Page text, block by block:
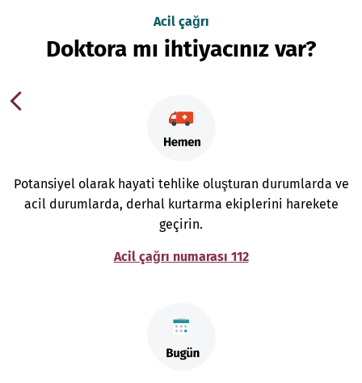
Acil çağrı
Doktora mı ihtiyacınız var?
Potansiyel olarak hayati tehlike oluşturan durumlarda ve
acil durumlarda, derhal kurtarma ekiplerini harekete
geçirin.
Acil çağrı numarası 112